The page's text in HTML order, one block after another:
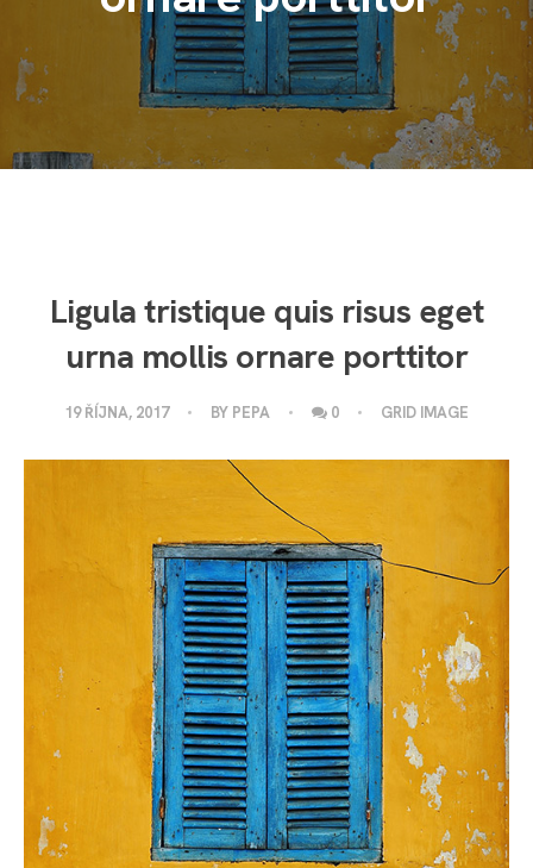
Ligula tristique quis risus eget
urna mollis ornare porttitor
19 ŘÍJNA, 2017 BY PEPA 0 GRID IMAGE